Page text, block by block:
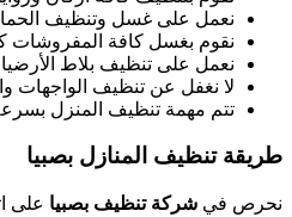
نعمل على غسل وتنظيف
نقوم بغسل كافة المفروشات
نعمل على تنظيف بلاط
لا نغفل عن تنظيف الواجهات
تتم مهمة تنظيف المنزل
طريقة تنظيف المنازل بصبيا
نحرص في شركة تنظيف بصبيا على